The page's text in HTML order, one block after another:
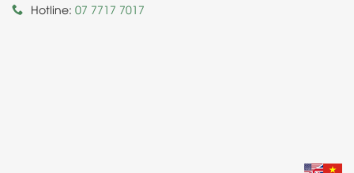
Hotline: 07 7717 7017